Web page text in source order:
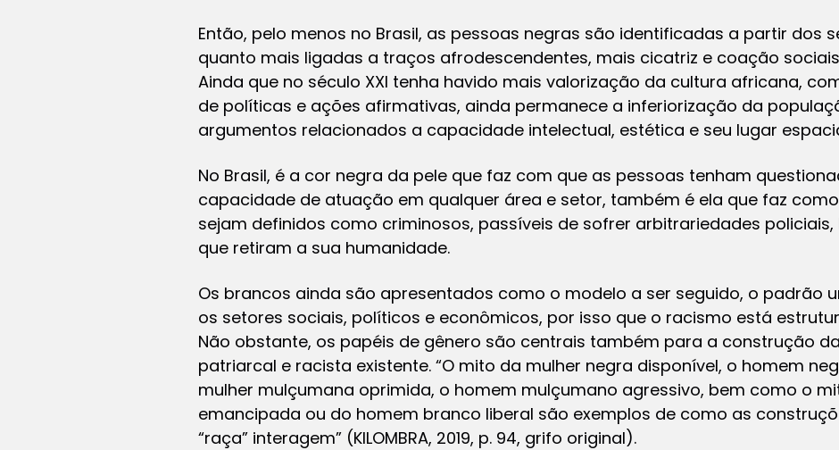
Então, pelo menos no Brasil, as pessoas negras são identificadas a partir dos
quanto mais ligadas a traços afrodescendentes, mais cicatriz e coação
Ainda que no século XXI tenha havido mais valorização da cultura africana,
de políticas e ações afirmativas, ainda permanece a inferiorização da
argumentos relacionados a capacidade intelectual, estética e seu lugar
No Brasil, é a cor negra da pele que faz com que as pessoas tenham
capacidade de atuação em qualquer área e setor, também é ela que faz
sejam definidos como criminosos, passíveis de sofrer arbitrariedades
que retiram a sua humanidade.
Os brancos ainda são apresentados como o modelo a ser seguido, o padrão
os setores sociais, políticos e econômicos, por isso que o racismo está
Não obstante, os papéis de gênero são centrais também para a construção
patriarcal e racista existente. “O mito da mulher negra disponível, o homem
mulher mulçumana oprimida, o homem mulçumano agressivo, bem como o
emancipada ou do homem branco liberal são exemplos de como as
“raça” interagem” (KILOMBRA, 2019, p. 94, grifo original).